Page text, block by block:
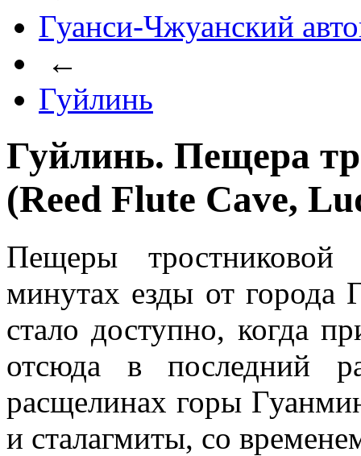
Гуанси-Чжуанский
←
Гуйлинь
Гуйлинь. Пещера
(Reed Flute Cave,
Пещеры
минутах езды от города
стало доступно, когда
отсюда в последний
расщелинах горы
и сталагмиты, со